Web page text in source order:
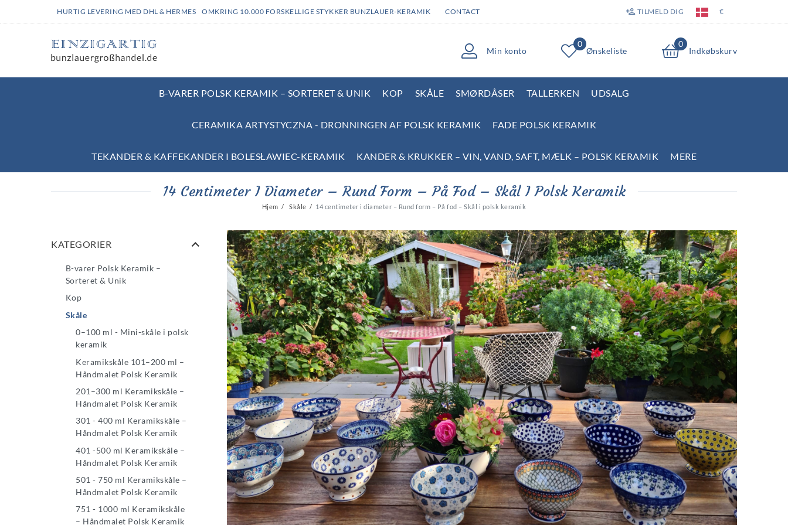
HURTIG LEVERING MED DHL & HERMES OMKRING 10.000 FORSKELLIGE STYKKER BUNZLAUER-KERAMIK CONTACT TILMELD DIG €
Min konto
0
Ønskeliste
0
Indkøbskurv
B-VARER POLSK KERAMIK – SORTERET & UNIK KOP SKÅLE SMØRDÅSER TALLERKEN UDSALG
CERAMIKA ARTYSTYCZNA - DRONNINGEN AF POLSK KERAMIK FADE POLSK KERAMIK
TEKANDER & KAFFEKANDER I BOLESŁAWIEC-KERAMIK KANDER & KRUKKER – VIN, VAND, SAFT, MÆLK – POLSK KERAMIK MERE
14 Centimeter I Diameter – Rund Form – På Fod – Skål I Polsk Keramik
Hjem Skåle 14 centimeter i diameter – Rund form – På fod – Skål i polsk keramik
KATEGORIER
B-varer Polsk Keramik –
Sorteret & Unik
Kop
Skåle
0–100 ml - Mini-skåle i polsk
keramik
Keramikskåle 101–200 ml –
Håndmalet Polsk Keramik
201–300 ml Keramikskåle –
Håndmalet Polsk Keramik
301 - 400 ml Keramikskåle –
Håndmalet Polsk Keramik
401 -500 ml Keramikskåle –
Håndmalet Polsk Keramik
501 - 750 ml Keramikskåle –
Håndmalet Polsk Keramik
751 - 1000 ml Keramikskåle
– Håndmalet Polsk Keramik